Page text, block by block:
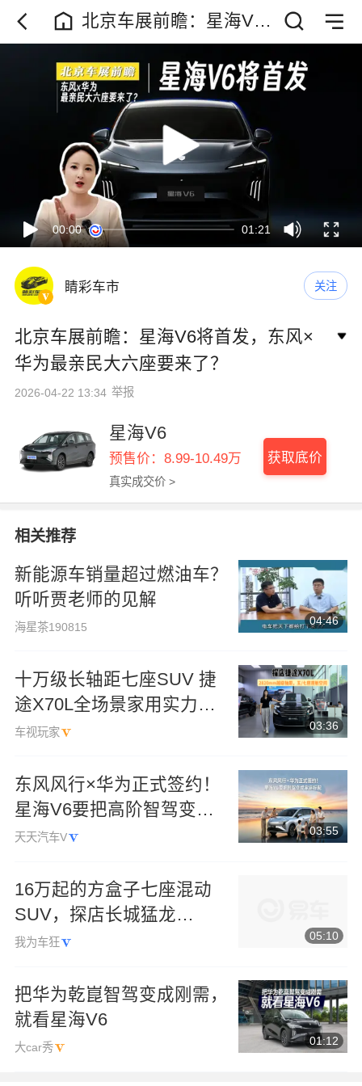
北京车展前瞻：星海V6
将首发，东风×华为最亲
民大六座要来了？
00:00 01:21
睛彩车市 关注
北京车展前瞻：星海V6将首发，东风×
华为最亲民大六座要来了？
2026-04-22 13:34 举报
星海V6
预售价：8.99-10.49万
真实成交价 >
获取底价
相关推荐
新能源车销量超过燃油车？
听听贾老师的见解
海星茶190815
04:46
十万级长轴距七座SUV 捷
途X70L全场景家用实力实
拍
车视玩家
03:36
东风风行×华为正式签约！
星海V6要把高阶智驾变成
家庭标配
天天汽车V
03:55
16万起的方盒子七座混动
SUV，探店长城猛龙
PLUS，家用越野都能行
我为车狂
05:10
把华为乾崑智驾变成刚需，
就看星海V6
大car秀
01:12